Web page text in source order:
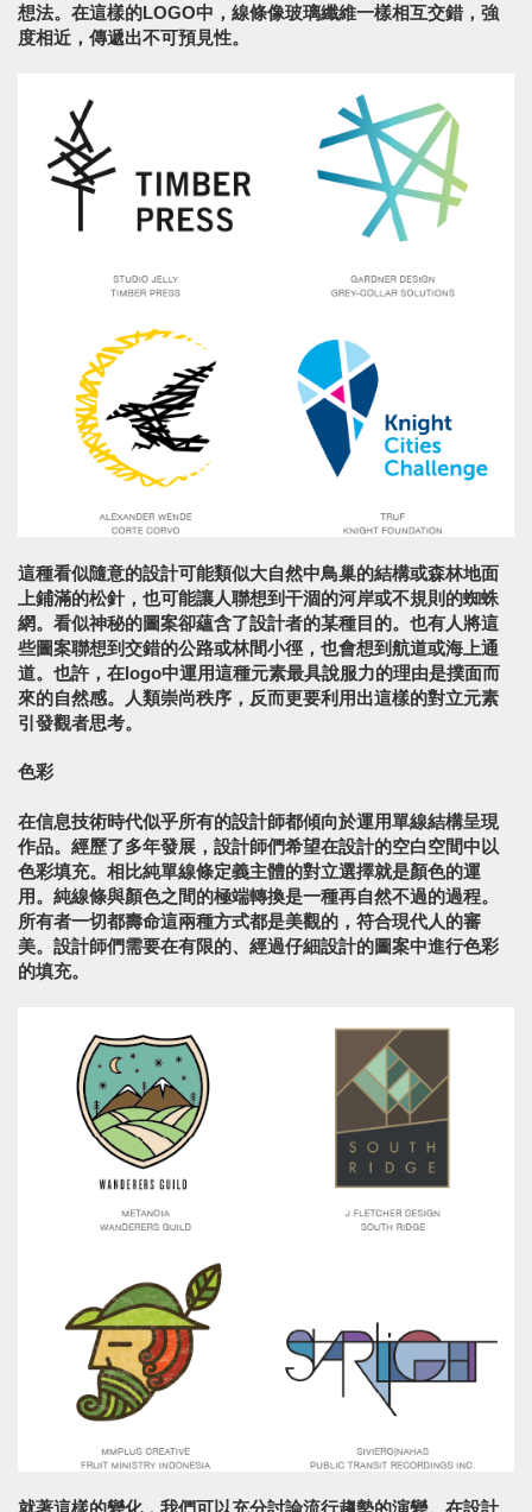
想法。在這樣的LOGO中，線條像玻璃纖維一樣相互交錯，強
度相近，傳遞出不可預見性。
這種看似隨意的設計可能類似大自然中鳥巢的結構或森林地面
上鋪滿的松針，也可能讓人聯想到干涸的河岸或不規則的蜘蛛
網。看似神秘的圖案卻蘊含了設計者的某種目的。也有人將這
些圖案聯想到交錯的公路或林間小徑，也會想到航道或海上通
道。也許，在logo中運用這種元素最具說服力的理由是撲面而
來的自然感。人類崇尚秩序，反而更要利用出這樣的對立元素
引發觀者思考。
色彩
在信息技術時代似乎所有的設計師都傾向於運用單線結構呈現
作品。經歷了多年發展，設計師們希望在設計的空白空間中以
色彩填充。相比純單線條定義主體的對立選擇就是顏色的運
用。純線條與顏色之間的極端轉換是一種再自然不過的過程。
所有者一切都壽命這兩種方式都是美觀的，符合現代人的審
美。設計師們需要在有限的、經過仔細設計的圖案中進行色彩
的填充。
就著這樣的變化，我們可以充分討論流行趨勢的演變。在設計